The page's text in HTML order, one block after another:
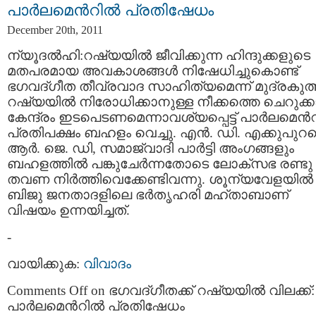
പാര്‍ലമെന്‍റില്‍ പ്രതിഷേധം
December 20th, 2011
ന്യൂദല്‍ഹി:റഷ്യയില്‍ ജീവിക്കുന്ന ഹിന്ദുക്കളുടെ
മതപരമായ അവകാശങ്ങള്‍ നിഷേധിച്ചുകൊണ്ട്
ഭഗവദ്ഗീത തീവ്രവാദ സാഹിത്യമെന്ന്
റഷ്യയില്‍ നിരോധിക്കാനുള്ള നീക്കത്തെ
കേന്ദ്രം ഇടപെടണമെന്നാവശ്യപ്പെട്ട്
പ്രതിപക്ഷം ബഹളം വെച്ചു. എന്‍. ഡി.
ആര്‍. ജെ. ഡി, സമാജ്വാദി പാര്‍ട്ടി അംഗങ്ങളും
ബഹളത്തില്‍ പങ്കുചേര്‍ന്നതോടെ ലോക്സഭ രണ്ടു
തവണ നിര്‍ത്തിവെക്കേണ്ടിവന്നു. ശൂന്യവേളയില്‍
ബിജു ജനതാദളിലെ ഭര്‍തൃഹരി മഹ്താബാണ്
വിഷയം ഉന്നയിച്ചത്.
-
വായിക്കുക: വിവാദം
Comments Offon ഭഗവദ്ഗീതക്ക് റഷ്യയില്‍ വിലക്ക്:
പാര്‍ലമെന്‍റില്‍ പ്രതിഷേധം